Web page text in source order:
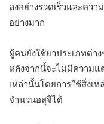
ลงอย่างรวดเร็วและคว
อย่างมาก
ผู้คนยังใช้ยาประเภทต่
หลังจากนี้จะไม่มีความแ
เหล่านั้นโดยการใช้สิ่งเ
จำนวนอสุจิได้